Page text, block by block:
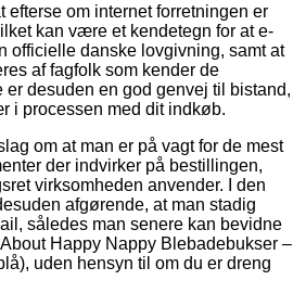
efterse om internet forretningen er
kan være et kendetegn for at e-
officielle danske lovgivning, samt at
af fagfolk som kender de
desuden en god genvej til bistand,
i processen med dit indkøb.
om at man er på vagt for de mest
der indvirker på bestillingen,
virksomheden anvender. I den
afgørende, at man stadig
således man senere kan bevidne
Happy Nappy Blebadebukser –
uden hensyn til om du er dreng